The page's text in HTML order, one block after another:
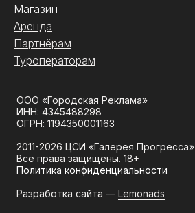
Магазин
Аренда
Партнёрам
Туроператорам
ООО «Городская Реклама»
ИНН: 4345488298
ОГРН: 1194350001163
2011-2026 ЦСИ «Галерея Прогресса»
Все права защищены. 18+
Политика конфиденциальности
Разработка сайта — Lemonads